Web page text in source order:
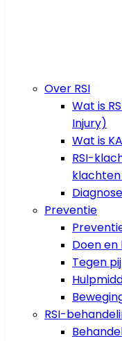
Over RSI
Wat is
Injury)
Wat is
RSI-
klachten
Preventie
Doen
Tegen
RSI-